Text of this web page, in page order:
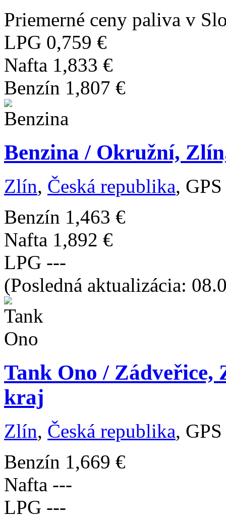
Priemerné ceny paliva v
LPG 0,759 €
Nafta 1,833 €
Benzín 1,807 €
Benzina / Okružní,
Zlín, Česká republika,
Benzín 1,463 €
Nafta 1,892 €
LPG ---
(Posledná aktualizácia:
Tank Ono /
kraj
Zlín, Česká republika,
Benzín 1,669 €
Nafta ---
LPG ---